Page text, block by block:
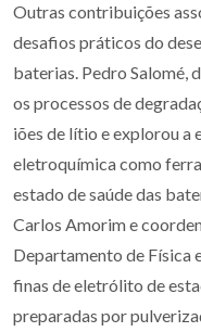
Outras contribuições
desafios práticos do
baterias. Pedro Salomé,
os processos de
iões de lítio e explorou a
eletroquímica como
estado de saúde das
Carlos Amorim e
Departamento de Física
finas de eletrólito de
preparadas por